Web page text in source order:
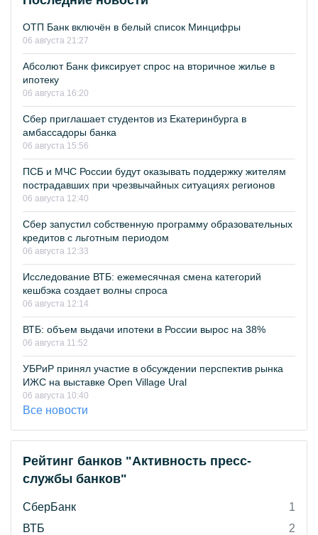
ОТП Банк включён в белый список Минцифры
06 августа 21:27
Абсолют Банк фиксирует спрос на вторичное жилье в
ипотеку
06 августа 16:20
Сбер приглашает студентов из Екатеринбурга в
амбассадоры банка
06 августа 15:56
ПСБ и МЧС России будут оказывать поддержку жителям
пострадавших при чрезвычайных ситуациях регионов
06 августа 12:40
Сбер запустил собственную программу образовательных
кредитов с льготным периодом
06 августа 12:33
Исследование ВТБ: ежемесячная смена категорий
кешбэка создает волны спроса
06 августа 12:14
ВТБ: объем выдачи ипотеки в России вырос на 38%
06 августа 11:52
УБРиР принял участие в обсуждении перспектив рынка
ИЖС на выставке Open Village Ural
06 августа 10:40
Все новости
Рейтинг банков "Активность пресс-
службы банков"
СберБанк
1
ВТБ
2